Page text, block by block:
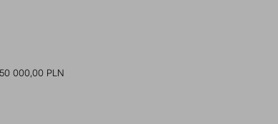
000,00 PLN